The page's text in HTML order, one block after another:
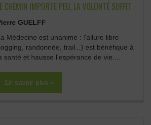
CHEMIN IMPORTE PEU, LA VOLONTÉ SUFFIT
GUELFF
Médecine est unanime : l'allure libre
randonnée, trail...) est bénéfique à
santé et hausse l'espérance de vie....
En savoir plus »